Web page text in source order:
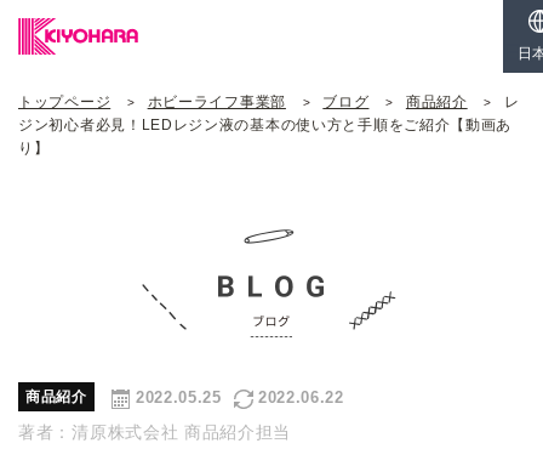
日
トップページ ホビーライフ事業部 ブログ 商品紹介
レ
ジン初心者必見！LEDレジン液の基本の使い方と手順をご紹介【動画あ
り】
商品紹介 2022.05.25 2022.06.22
著者：清原株式会社 商品紹介担当